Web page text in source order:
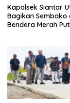
Kapolsek Siantar
Bagikan Sembako
Bendera Merah